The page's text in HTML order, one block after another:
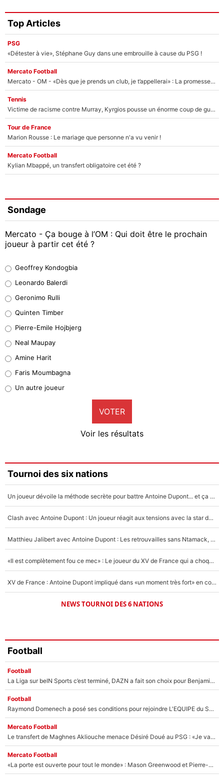
Top Articles
PSG
«Détester à vie», Stéphane Guy dans une embrouille à cause du PSG !
Mercato Football
Mercato - OM - «Dès que je prends un club, je t’appellerai» : La promesse de Marcelino au moment de claquer la porte
Tennis
Victime de racisme contre Murray, Kyrgios pousse un énorme coup de gueule !
Tour de France
Marion Rousse : Le mariage que personne n'a vu venir !
Mercato Football
Kylian Mbappé, un transfert obligatoire cet été ?
Sondage
Mercato - Ça bouge à l’OM : Qui doit être le prochain
joueur à partir cet été ?
38%
32%
5%
1%
9%
Faris Moumbagna
4%
Un autre joueur
5%
Geoffrey Kondogbia
Leonardo Balerdi
Geronimo Rulli
Quinten Timber
Pierre-Emile Hojbjerg
Neal Maupay
Amine Harit
Faris Moumbagna
Un autre joueur
VOTER
Voir les résultats
Tournoi des six nations
Un joueur dévoile la méthode secrète pour battre Antoine Dupont... et ça marche !
Clash avec Antoine Dupont : Un joueur réagit aux tensions avec la star du XV de France !
Matthieu Jalibert avec Antoine Dupont : Les retrouvailles sans Ntamack, «il y a eu des discussions»
«Il est complètement fou ce mec» : Le joueur du XV de France qui a choqué Matthieu Jalibert !
XV de France : Antoine Dupont impliqué dans «un moment très fort» en coulisses
NEWS TOURNOI DES 6 NATIONS
Football
Football
La Liga sur beIN Sports c’est terminé, DAZN a fait son choix pour Benjamin Da Silva et Omar Da Fonseca !
Football
Raymond Domenech a posé ses conditions pour rejoindre L'EQUIPE du Soir : Il refuse de faire l'émission avec un autre chroniqueur !
Mercato Football
Le transfert de Maghnes Akliouche menace Désiré Doué au PSG : «Je valide à 200%»
Mercato Football
«La porte est ouverte pour tout le monde» : Mason Greenwood et Pierre-Emerick Aubameyang ont quitté l'OM, Amine Gouiri balance sur la suite du mercato et sur la réaction du vestiaire !